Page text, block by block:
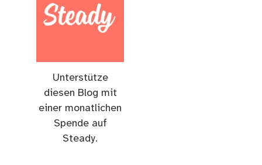
Unterstütze
diesen Blog mit
einer monatlichen
Spende auf
Steady.